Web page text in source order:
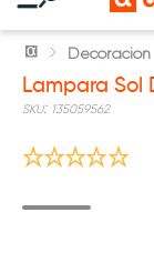
Decoración
Lampara Sol
: 135059562